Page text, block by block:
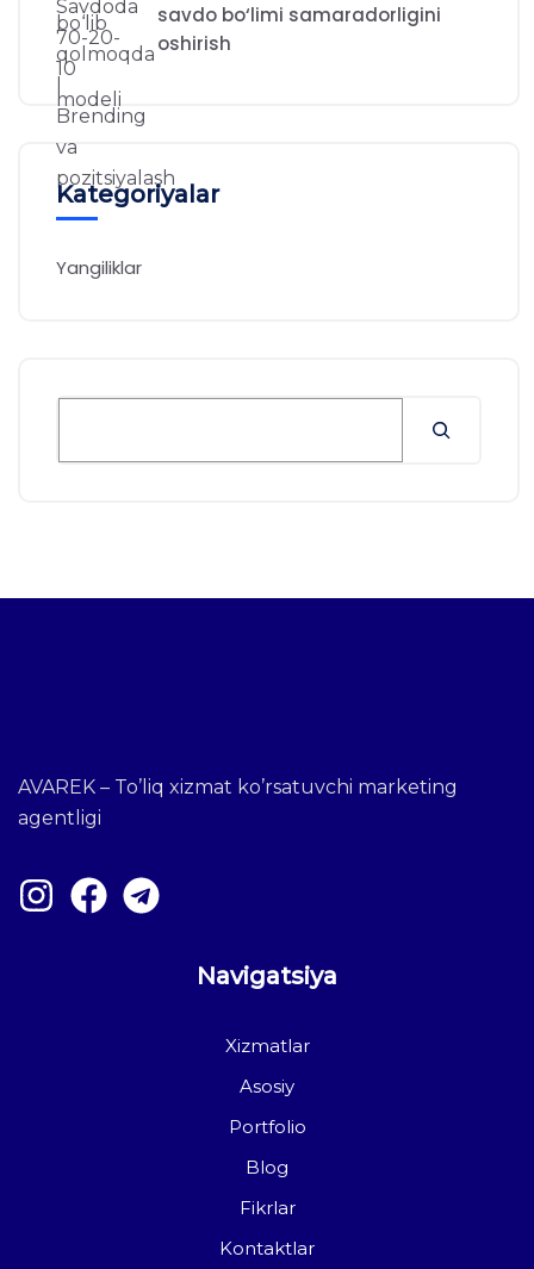
savdo bo‘limi samaradorligini
oshirish
Kategoriyalar
Yangiliklar
AVAREK – To’liq xizmat ko’rsatuvchi marketing
agentligi
Navigatsiya
Xizmatlar
Asosiy
Portfolio
Blog
Fikrlar
Kontaktlar